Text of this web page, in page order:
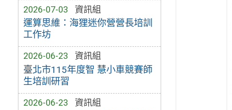
2026-07-03 資訊組
運算思維：海狸迷你營營長培訓
工作坊
2026-06-23 資訊組
臺北市115年度智 慧小車競賽師
生培訓研習
2026-06-23 資訊組